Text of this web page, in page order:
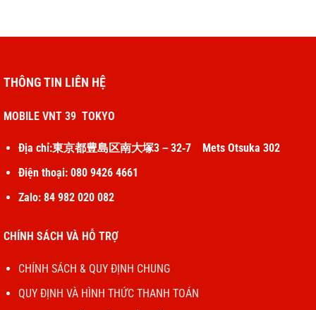
THÔNG TIN LIÊN HỆ
MOBILE VNT 39 TOKYO
Địa chỉ:東京都豊島区南大塚3－32‐7 Mets Otsuka 302
Điện thoại: 080 9426 4661
Zalo: 84 982 020 082
CHÍNH SÁCH VÀ HỖ TRỢ
CHÍNH SÁCH & QUY ĐỊNH CHUNG
QUY ĐỊNH VÀ HÌNH THỨC THANH TOÁN